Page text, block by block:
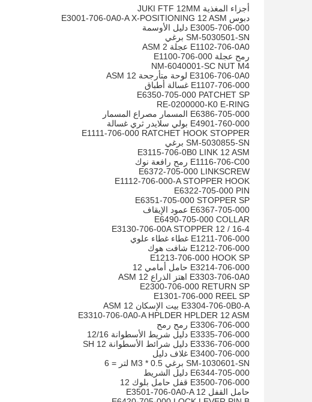
أجزاء المغذية JUKI FTF 12MM
دبوس E3001-706-0A0-A X-POSITIONING 12 ASM
E3005-706-000 دليل الأوسمة
SM-5030501-SN برغي
E1102-706-0A0 عجلة 2 ASM
رمح عجلة E1100-706-000
NM-6040001-SC NUT M4
E3106-706-0A0 لوحة متأرجحة 12 ASM
E1107-706-000 غسالة أطباق
E6350-705-000 PATCHET SP
RE-0200000-K0 E-RING
E6386-705-000 المسمار مصراع المسمار
E4901-760-000 بولي سلايدر ثري غسالة
E1111-706-000 RATCHET HOOK STOPPER
SM-5030855-SN برغي
E3115-706-0B0 LINK 12 ASM
E1116-706-C00 رمح رافعة نوك
E6372-705-000 LINKSCREW
E1112-706-000-A STOPPER HOOK
E6322-705-000 PIN
E6351-705-000 STOPPER SP
E6367-705-000 عمود الإيقاف
E6490-705-000 COLLAR
E3130-706-00A STOPPER 12 / 16-4
E1211-706-000 غطاء غطاء علوي
E1212-706-000 شافت هوك
E1213-706-000 HOOK SP
E3214-706-000 حامل أمامي 12
E3303-706-0A0 اهتز الذراع 12 ASM
E2300-706-000 RETURN SP
E1301-706-000 REEL SP
E3304-706-0B0-A بيت الإسكان 12 ASM
E3310-706-0A0-A HPLDER HPLDER 12 ASM
E3306-706-000 رمح رمح
E3335-706-000 دليل شريط الأسطوانة 12/16
E3336-706-000 دليل شرائط الأسطوانة SH 12
E3400-706-000 غلاف دليل
SM-1030601-SN برغي M3 * 0.5 لتر = 6
E6344-705-000 دليل الشريط
E3500-706-000 قفل حامل بلوك 12
حامل القفل E3501-706-0A0-A 12